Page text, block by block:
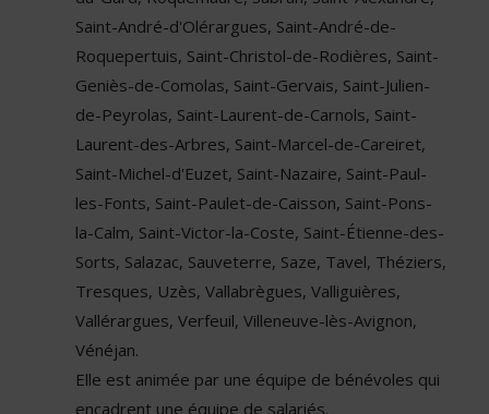
Saint-André-d'Olérargues, Saint-André-de-
Roquepertuis, Saint-Christol-de-Rodières, Saint-
Geniès-de-Comolas, Saint-Gervais, Saint-Julien-
de-Peyrolas, Saint-Laurent-de-Carnols, Saint-
Laurent-des-Arbres, Saint-Marcel-de-Careiret,
Saint-Michel-d'Euzet, Saint-Nazaire, Saint-Paul-
les-Fonts, Saint-Paulet-de-Caisson, Saint-Pons-
la-Calm, Saint-Victor-la-Coste, Saint-Étienne-des-
Sorts, Salazac, Sauveterre, Saze, Tavel, Théziers,
Tresques, Uzès, Vallabrègues, Valliguières,
Vallérargues, Verfeuil, Villeneuve-lès-Avignon,
Vénéjan.
Elle est animée par une équipe de bénévoles qui
encadrent une équipe de salariés.